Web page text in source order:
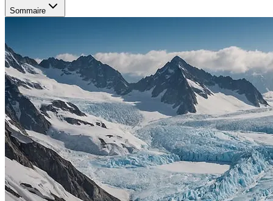
Sommaire